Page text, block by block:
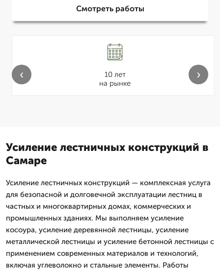
Смотреть работы
10 лет
на рынке
‹ ›
Усиление лестничных конструкций в
Самаре
Усиление лестничных конструкций — комплексная услуга
для безопасной и долговечной эксплуатации лестниц в
частных и многоквартирных домах, коммерческих и
промышленных зданиях. Мы выполняем усиление
косоура, усиление деревянной лестницы, усиление
металлической лестницы и усиление бетонной лестницы с
применением современных материалов и технологий,
включая углеволокно и стальные элементы. Работы